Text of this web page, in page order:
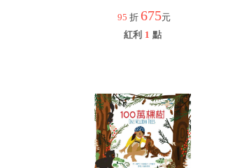
95 折 675元
紅利 1 點